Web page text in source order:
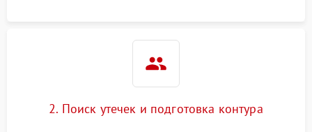
1800 ₽
2. Поиск утечек и подготовка контура